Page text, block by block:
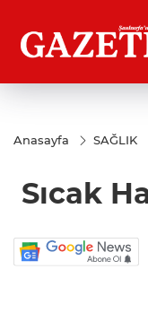
Anasayfa SAĞLIK
Sıcak